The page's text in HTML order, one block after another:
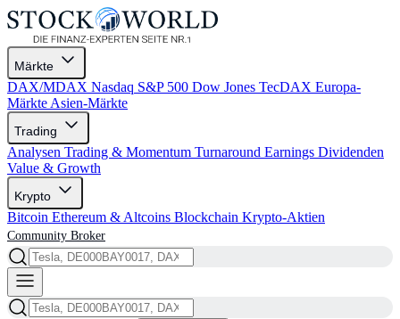
Märkte
DAX/MDAX Nasdaq S&P 500 Dow Jones TecDAX Europa-
Märkte Asien-Märkte
Trading
Analysen Trading & Momentum Turnaround Earnings Dividenden
Value & Growth
Krypto
Bitcoin Ethereum & Altcoins Blockchain Krypto-Aktien
Community Broker